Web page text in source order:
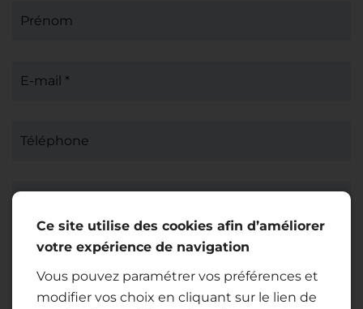
Prénom
E-mail *
Téléphone
Ce site utilise des cookies afin d’améliorer
votre expérience de navigation
Vous pouvez paramétrer vos préférences et
modifier vos choix en cliquant sur le lien de